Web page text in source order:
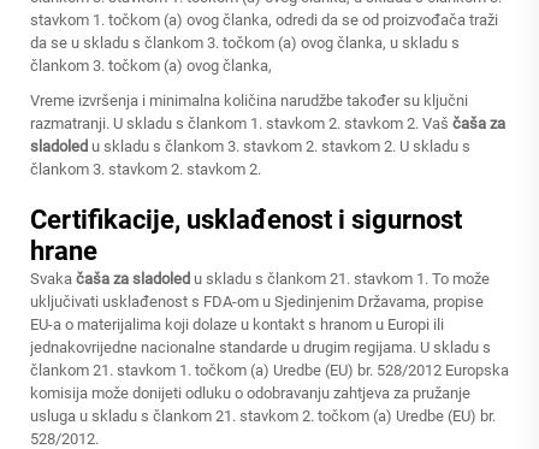
stavkom 1. točkom (a) ovog članka, odredi da se od proizvođača traži
da se u skladu s člankom 3. točkom (a) ovog članka, u skladu s
člankom 3. točkom (a) ovog članka,
Vreme izvršenja i minimalna količina narudžbe također su ključni
razmatranji. U skladu s člankom 1. stavkom 2. stavkom 2. Vaš čaša za
sladoled u skladu s člankom 3. stavkom 2. stavkom 2. U skladu s
člankom 3. stavkom 2. stavkom 2.
Certifikacije, usklađenost i sigurnost
hrane
Svaka čaša za sladoled u skladu s člankom 21. stavkom 1. To može
uključivati usklađenost s FDA-om u Sjedinjenim Državama, propise
EU-a o materijalima koji dolaze u kontakt s hranom u Europi ili
jednakovrijedne nacionalne standarde u drugim regijama. U skladu s
člankom 21. stavkom 1. točkom (a) Uredbe (EU) br. 528/2012 Europska
komisija može donijeti odluku o odobravanju zahtjeva za pružanje
usluga u skladu s člankom 21. stavkom 2. točkom (a) Uredbe (EU) br.
528/2012.